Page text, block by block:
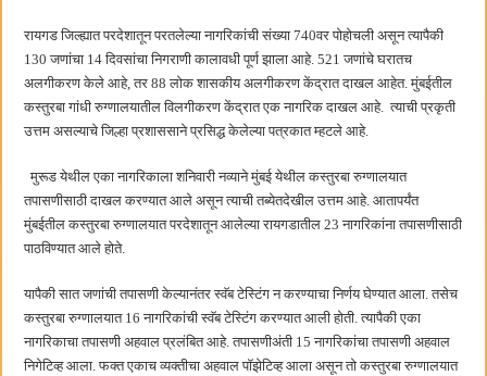
रायगड जिल्ह्यात परदेशातून परतलेल्या नागरिकांची संख्या 740वर पोहोचली असून त्यापैकी
130 जणांचा 14 दिवसांचा निगराणी कालावधी पूर्ण झाला आहे. 521 जणांचे घरातच
अलगीकरण केले आहे, तर 88 लोक शासकीय अलगीकरण केंद्रात दाखल आहेत. मुंबईतील
कस्तुरबा गांधी रुग्णालयातील विलगीकरण केंद्रात एक नागरिक दाखल आहे. त्याची प्रकृती
उत्तम असल्याचे जिल्हा प्रशाससाने प्रसिद्ध केलेल्या पत्रकात म्हटले आहे.
मुरूड येथील एका नागरिकाला शनिवारी नव्याने मुंबई येथील कस्तुरबा रुग्णालयात
तपासणीसाठी दाखल करण्यात आले असून त्याची तब्येतदेखील उत्तम आहे. आतापर्यंत
मुंबईतील कस्तुरबा रुग्णालयात परदेशातून आलेल्या रायगडातील 23 नागरिकांना तपासणीसाठी
पाठविण्यात आले होते.
यापैकी सात जणांची तपासणी केल्यानंतर स्वॅब टेस्टिंग न करण्याचा निर्णय घेण्यात आला. तसेच
कस्तुरबा रुग्णालयात 16 नागरिकांची स्वॅब टेस्टिंग करण्यात आली होती. त्यापैकी एका
नागरिकाचा तपासणी अहवाल प्रलंबित आहे. तपासणीअंती 15 नागरिकांचा तपासणी अहवाल
निगेटिव्ह आला. फक्त एकाच व्यक्तीचा अहवाल पॉझेटिव्ह आला असून तो कस्तुरबा रुग्णालयात